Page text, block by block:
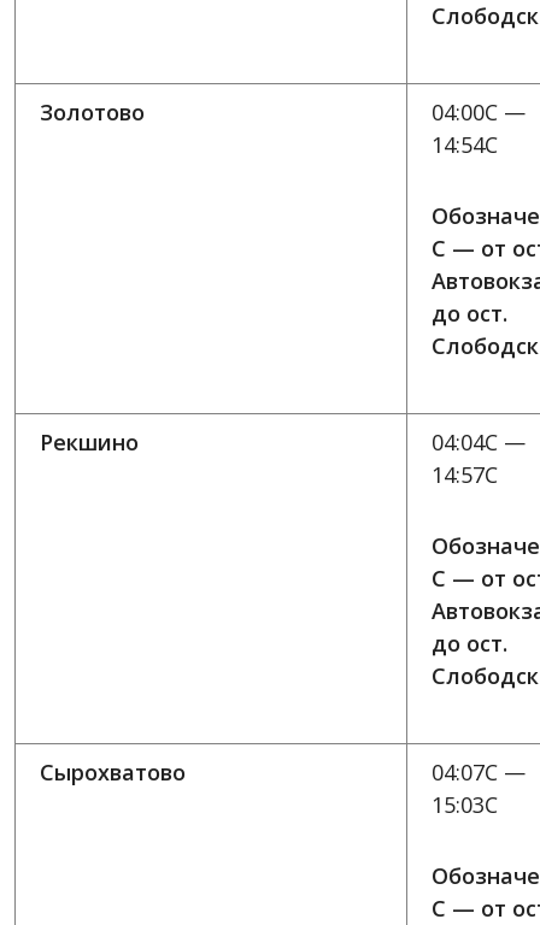
Золотово
04:00C —
14:54C
C — от
до ост.
Рекшино
04:04C —
14:57C
C — от
до ост.
Сырохватово
04:07C —
15:03C
C — от